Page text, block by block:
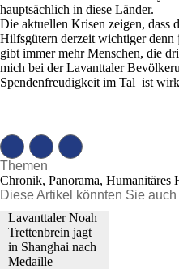
hauptsächlich in diese Länder.
Die aktuellen Krisen zeigen, dass
Hilfsgütern derzeit wichtiger denn
gibt immer mehr Menschen, die
mich bei der Lavanttaler
Spendenfreudigkeit im Tal ist
Themen
Chronik, Panorama, Humanitäres
Diese Artikel könnten Sie
Lavanttaler Noah
Trettenbrein jagt
in Shanghai nach
Medaille